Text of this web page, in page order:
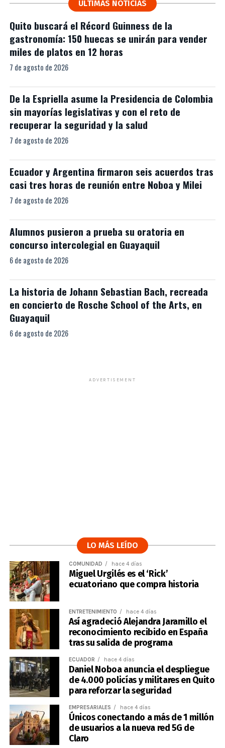
ÚLTIMAS NOTICIAS
Quito buscará el Récord Guinness de la
gastronomía: 150 huecas se unirán para vender
miles de platos en 12 horas
7 de agosto de 2026
De la Espriella asume la Presidencia de Colombia
sin mayorías legislativas y con el reto de
recuperar la seguridad y la salud
7 de agosto de 2026
Ecuador y Argentina firmaron seis acuerdos tras
casi tres horas de reunión entre Noboa y Milei
7 de agosto de 2026
Alumnos pusieron a prueba su oratoria en
concurso intercolegial en Guayaquil
6 de agosto de 2026
La historia de Johann Sebastian Bach, recreada
en concierto de Rosche School of the Arts, en
Guayaquil
6 de agosto de 2026
ADVERTISEMENT
LO MÁS LEÍDO
COMUNIDAD hace 4 días
Miguel Urgilés es el ‘Rick’
ecuatoriano que compra historia
ENTRETENIMIENTO hace 4 días
Así agradeció Alejandra Jaramillo el
reconocimiento recibido en España
tras su salida de programa
ECUADOR hace 4 días
Daniel Noboa anuncia el despliegue
de 4.000 policías y militares en Quito
para reforzar la seguridad
EMPRESARIALES hace 4 días
Únicos conectando a más de 1 millón
de usuarios a la nueva red 5G de
Claro